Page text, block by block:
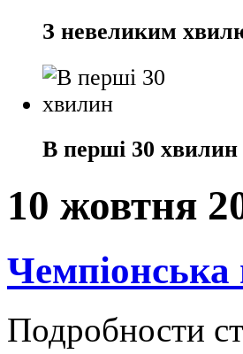
З невеликим
В перші 30 хвилин
10 жовтня
Чемпіонська
Подробности